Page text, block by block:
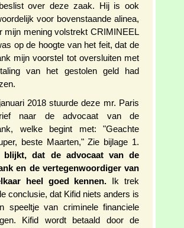
over deze zaak. Hij is ook
voor bovenstaande alinea,
mijn mening volstrekt CRIMINEEL
op de hoogte van het feit, dat de
mijn voorstel tot oversluiten met
van het gestolen geld had
2018 stuurde deze mr. Paris
naar de advocaat van de
welke begint met: "Geachte
beste Maarten," Zie bijlage 1.
blijkt, dat de advocaat van de
en de vertegenwoordiger van
heel goed kennen. Ik trek
conclusie, dat Kifid niets anders is
speeltje van criminele financiele
Kifid wordt betaald door de